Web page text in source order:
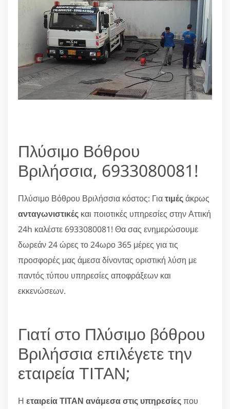
Πλύσιμο Βόθρου
Βριλήσσια, 6933080081!
Πλύσιμο Βόθρου Βριλήσσια κόστος: Γιατιμέςάκρως
ανταγωνιστικές και ποιοτικές υπηρεσίες στην Αττική
24h καλέστε 6933080081! Θα σας ενημερώσουμε
δωρεάν 24 ώρες το 24ωρο 365 μέρες για τις
προσφορές μας άμεσα δίνοντας οριστική λύση με
παντός τύπου υπηρεσίες αποφράξεων και
εκκενώσεων.
Γιατί στο Πλύσιμο βόθρου
Βριλήσσια επιλέγετε την
εταιρεία ΤΙΤΑΝ;
Η εταιρεία ΤΙΤΑΝ ανάμεσα στις υπηρεσίεςπου